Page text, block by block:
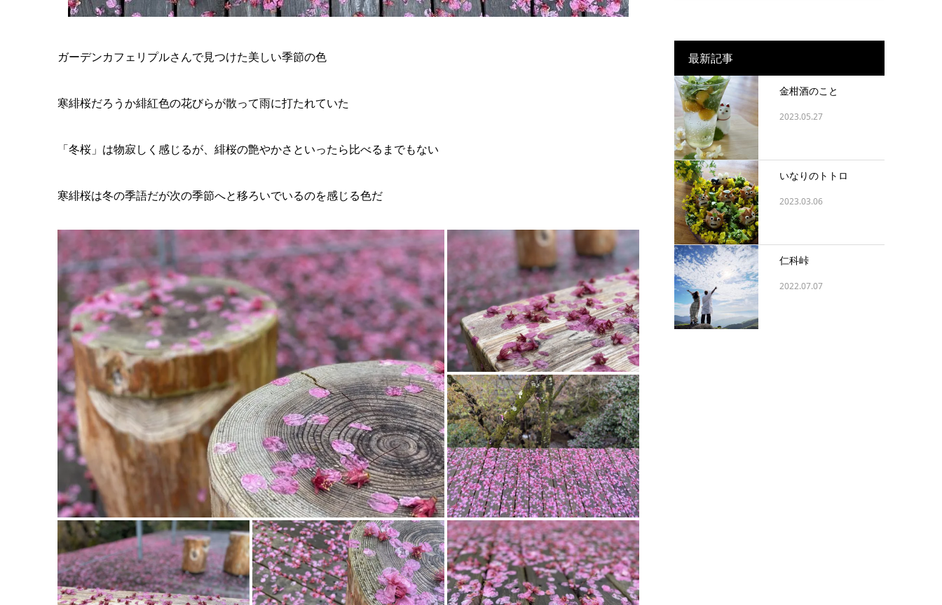
ガーデンカフェリプルさんで見つけた美しい季節の色
寒緋桜だろうか緋紅色の花びらが散って雨に打たれていた
「冬桜」は物寂しく感じるが、緋桜の艶やかさといったら比べるまでもない
寒緋桜は冬の季語だが次の季節へと移ろいでいるのを感じる色だ
最新記事
金柑酒のこと
2023.05.27
いなりのトトロ
2023.03.06
仁科峠
2022.07.07